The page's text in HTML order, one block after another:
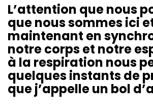
L’attention que nous
que nous sommes ici
maintenant en
notre corps et notre
à la respiration nous
quelques instants de
que j’appelle un bol